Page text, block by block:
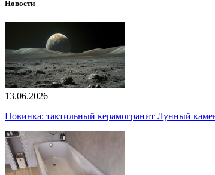
Новости
13.06.2026
Новинка: тактильный керамогранит Лунный